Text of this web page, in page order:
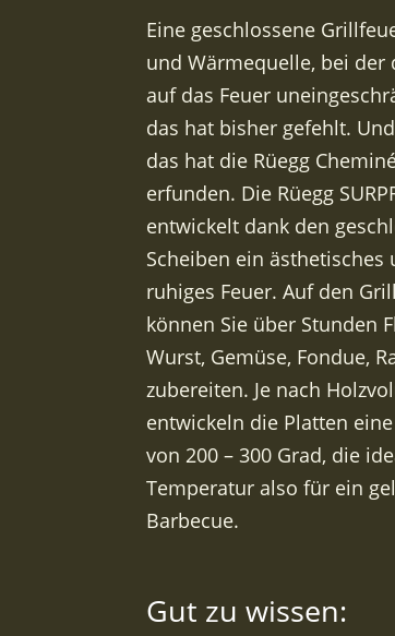
Eine geschlossene
und Wärmequelle, bei der
auf das Feuer
das hat bisher gefehlt.
das hat die Rüegg
erfunden. Die Rüegg
entwickelt dank den
Scheiben ein ästhetisches
ruhiges Feuer. Auf den
können Sie über Stunden
Wurst, Gemüse, Fondue,
zubereiten. Je nach
entwickeln die Platten
von 200 – 300 Grad, die
Temperatur also für ein
Barbecue.
Gut zu wissen: